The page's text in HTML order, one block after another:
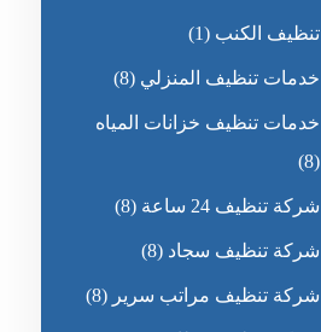
تنظيف الكنب (1)
خدمات تنظيف المنزلي (8)
خدمات تنظيف خزانات المياه
(8)
شركة تنظيف 24 ساعة (8)
شركة تنظيف سجاد (8)
شركة تنظيف مراتب سرير (8)